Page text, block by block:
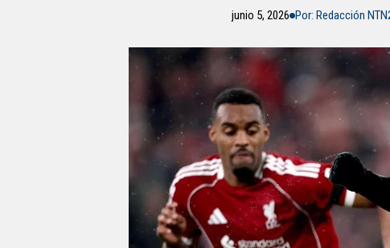
junio 5, 2026 Por: Redacción